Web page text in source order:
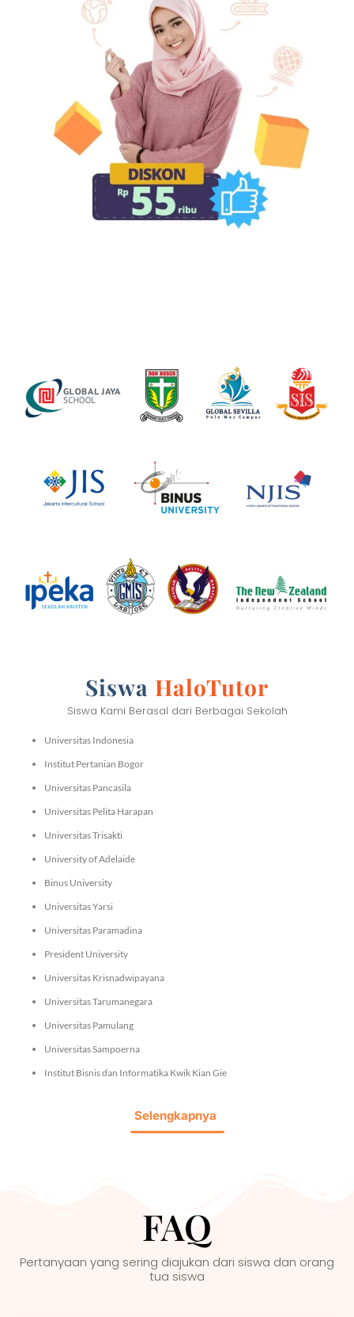
Siswa HaloTutor
Siswa Kami Berasal dari Berbagai Sekolah
Universitas Indonesia
Institut Pertanian Bogor
Universitas Pancasila
Universitas Pelita Harapan
Universitas Trisakti
University of Adelaide
Binus University
Universitas Yarsi
Universitas Paramadina
President University
Universitas Krisnadwipayana
Universitas Tarumanegara
Universitas Pamulang
Universitas Sampoerna
Institut Bisnis dan Informatika Kwik Kian Gie
Selengkapnya
FAQ
Pertanyaan yang sering diajukan dari siswa dan orang
tua siswa